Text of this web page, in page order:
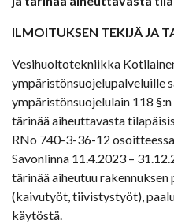
ILMOITUKSEN TEKIJÄ JA
Vesihuoltotekniikka
ympäristönsuojelupalveluille
ympäristönsuojelulain 118
tärinää aiheuttavasta
RNo 740-3-36-12
Savonlinna 11.4.2023 –
tärinää aiheutuu
(kaivutyöt, tiivistystyöt),
käytöstä.